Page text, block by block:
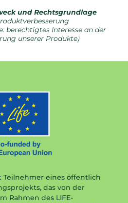
und Rechtsgrundlage
berechtigtes Interesse an der
unserer Produkte)
Teilnehmer eines öffentlich
das von der
Rahmen des LIFE-